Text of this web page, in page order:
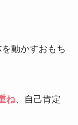
動かすおもち
ね、自己肯定